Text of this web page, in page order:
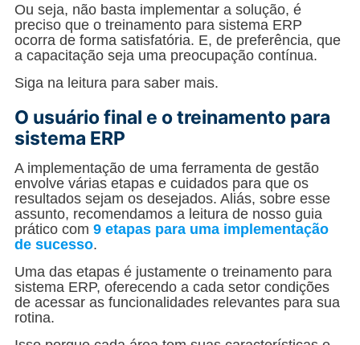
Ou seja, não basta implementar a solução, é
preciso que o treinamento para sistema ERP
ocorra de forma satisfatória. E, de preferência, que
a capacitação seja uma preocupação contínua.
Siga na leitura para saber mais.
O usuário final e o treinamento para
sistema ERP
A implementação de uma ferramenta de gestão
envolve várias etapas e cuidados para que os
resultados sejam os desejados. Aliás, sobre esse
assunto, recomendamos a leitura de nosso guia
prático com 9 etapas para uma implementação
de sucesso.
Uma das etapas é justamente o treinamento para
sistema ERP, oferecendo a cada setor condições
de acessar as funcionalidades relevantes para sua
rotina.